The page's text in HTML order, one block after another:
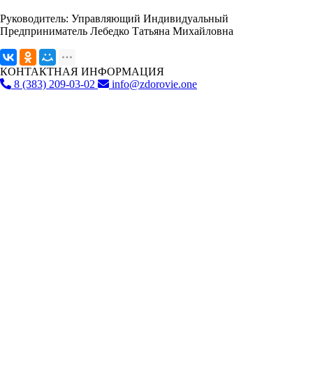
Руководитель: Управляющий Индивидуальный
Предприниматель Лебедко Татьяна Михайловна
КОНТАКТНАЯ ИНФОРМАЦИЯ
8 (383) 209-03-02
info@zdorovie.one